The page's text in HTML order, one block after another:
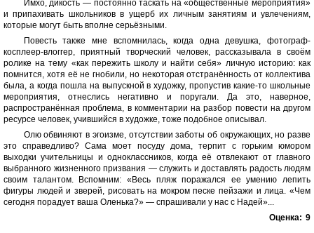
Имхо, дикость — постоянно таскать на «общественные мероприятия»
и припахивать школьников в ущерб их личным занятиям и увлечениям,
которые могут быть вполне серьёзными.
Повесть также мне вспомнилась, когда одна девушка, фотограф-
косплеер-влоггер, приятный творческий человек, рассказывала в своём
ролике на тему «как пережить школу и найти себя» личную историю: как
помнится, хотя её не гнобили, но некоторая отстранённость от коллектива
была, а когда пошла на выпускной в художку, пропустив какие-то школьные
мероприятия, отнеслись негативно и поругали. Да это, наверное,
распространённая проблема, в комментарии на разбор повести на другом
ресурсе человек, учившийся в художке, тоже подобное описывал.
Олю обвиняют в эгоизме, отсутствии заботы об окружающих, но разве
это справедливо? Сама моет посуду дома, терпит с горьким юмором
выходки учительницы и одноклассников, когда её отвлекают от главного
выбранного жизненного призвания — служить и доставлять радость людям
своим талантом. Вспомним: «Весь пляж поражался ее умению лепить
фигуры людей и зверей, рисовать на мокром песке пейзажи и лица. «Чем
сегодня порадует ваша Оленька?» — спрашивали у нас с Надей»...
Оценка: 9